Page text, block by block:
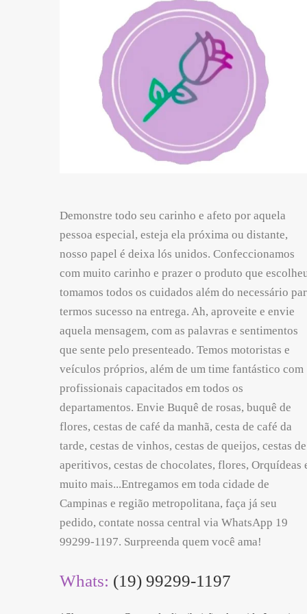
Demonstre todo seu carinho e afeto por aquela
pessoa especial, esteja ela próxima ou distante,
nosso papel é deixa lós unidos. Confeccionamos
com muito carinho e prazer o produto que
tomamos todos os cuidados além do necessário
termos sucesso na entrega. Ah, aproveite e envie
aquela mensagem, com as palavras e sentimentos
que sente pelo presenteado. Temos motoristas e
veículos próprios, além de um time fantástico com
profissionais capacitados em todos os
departamentos. Envie Buquê de rosas, buquê de
flores, cestas de café da manhã, cesta de café da
tarde, cestas de vinhos, cestas de queijos, cestas de
aperitivos, cestas de chocolates, flores, Orquídeas
muito mais...Entregamos em toda cidade de
Campinas e região metropolitana, faça já seu
pedido, contate nossa central via WhatsApp 19
99299-1197. Surpreenda quem você ama!
Whats: (19) 99299-1197